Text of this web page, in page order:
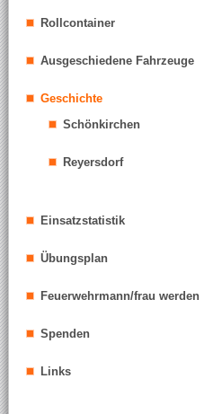
Rollcontainer
Ausgeschiedene Fahrzeuge
Geschichte
Schönkirchen
Reyersdorf
Einsatzstatistik
Übungsplan
Feuerwehrmann/frau werden
Spenden
Links